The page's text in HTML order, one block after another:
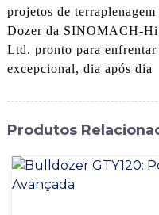
projetos de
Dozer da SINOMACH-
Ltd. pronto para enfrentar
excepcional, dia após dia
Produtos